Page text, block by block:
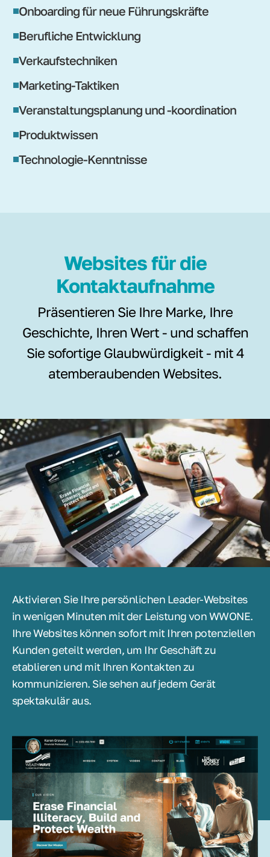
Onboarding für neue Führungskräfte
Berufliche Entwicklung
Verkaufstechniken
Marketing-Taktiken
Veranstaltungsplanung und -koordination
Produktwissen
Technologie-Kenntnisse
Websites für die
Kontaktaufnahme
Präsentieren Sie Ihre Marke, Ihre
Geschichte, Ihren Wert - und schaffen
Sie sofortige Glaubwürdigkeit - mit 4
atemberaubenden Websites.
Aktivieren Sie Ihre persönlichen Leader-Websites
in wenigen Minuten mit der Leistung von WWONE.
Ihre Websites können sofort mit Ihren potenziellen
Kunden geteilt werden, um Ihr Geschäft zu
etablieren und mit Ihren Kontakten zu
kommunizieren. Sie sehen auf jedem Gerät
spektakulär aus.